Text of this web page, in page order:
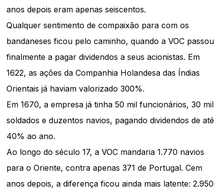
anos depois eram apenas seiscentos.
Qualquer sentimento de compaixão para com os
bandaneses ficou pelo caminho, quando a VOC passou
finalmente a pagar dividendos a seus acionistas. Em
1622, as ações da Companhia Holandesa das Índias
Orientais já haviam valorizado 300%.
Em 1670, a empresa já tinha 50 mil funcionários, 30 mil
soldados e duzentos navios, pagando dividendos de até
40% ao ano.
Ao longo do século 17, a VOC mandaria 1.770 navios
para o Oriente, contra apenas 371 de Portugal. Cem
anos depois, a diferença ficou ainda mais latente: 2.950